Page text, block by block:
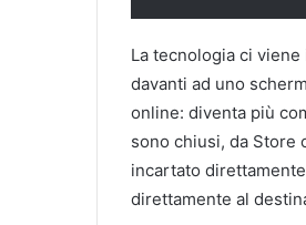
La tecnologia ci
davanti ad uno
online: diventa più
sono chiusi, da Store
incartato
direttamente al